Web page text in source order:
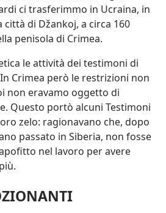
ci trasferimmo in Ucraina, in
città di Džankoj, a circa 160
penisola di Crimea.
le attività dei testimoni di
Crimea però le restrizioni non
non eravamo oggetto di
Questo portò alcuni Testimoni
zelo: ragionavano che, dopo
passato in Siberia, non fosse
nel lavoro per avere